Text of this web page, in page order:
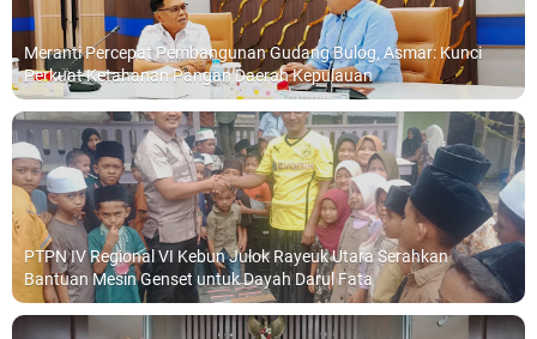
Meranti Percepat Pembangunan Gudang Bulog, Asmar: Kunci
Perkuat Ketahanan Pangan Daerah Kepulauan
PTPN IV Regional VI Kebun Julok Rayeuk Utara Serahkan
Bantuan Mesin Genset untuk Dayah Darul Fata